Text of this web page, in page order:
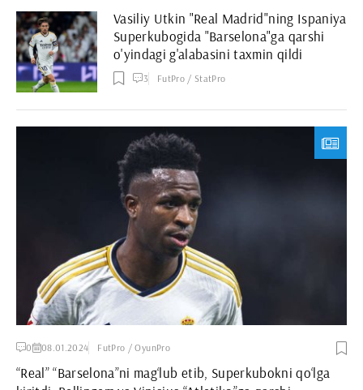
Vasiliy Utkin "Real Madrid"ning Ispaniya
Superkubogida "Barselona"ga qarshi
o'yindagi g'alabasini taxmin qildi
3 FutPro / StatPro
0 08.01.2024 FutPro / OyunPro
“Real” “Barselona”ni mag‘lub etib, Superkubokni qo‘lga